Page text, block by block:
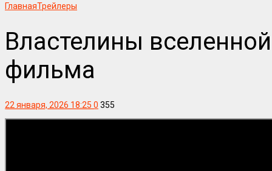
ГлавнаяТрейлеры
Властелины
фильма
22 января, 2026 18:25 0 355